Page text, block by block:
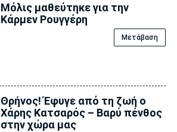
Μόλις μαθεύτηκε για την
Κάρμεν Ρουγγέρη
Μετάβαση
Θρήνος! Έφυγε από τη ζωή ο
Χάρης Κατσαρός – Βαρύ πένθος
στην χώρα μας